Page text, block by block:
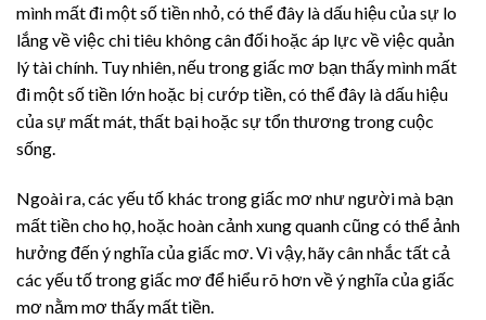
mình mất đi một số tiền nhỏ, có thể đây là dấu hiệu của sự lo
lắng về việc chi tiêu không cân đối hoặc áp lực về việc quản
lý tài chính. Tuy nhiên, nếu trong giấc mơ bạn thấy mình mất
đi một số tiền lớn hoặc bị cướp tiền, có thể đây là dấu hiệu
của sự mất mát, thất bại hoặc sự tổn thương trong cuộc
sống.
Ngoài ra, các yếu tố khác trong giấc mơ như người mà bạn
mất tiền cho họ, hoặc hoàn cảnh xung quanh cũng có thể ảnh
hưởng đến ý nghĩa của giấc mơ. Vì vậy, hãy cân nhắc tất cả
các yếu tố trong giấc mơ để hiểu rõ hơn về ý nghĩa của giấc
mơ nằm mơ thấy mất tiền.